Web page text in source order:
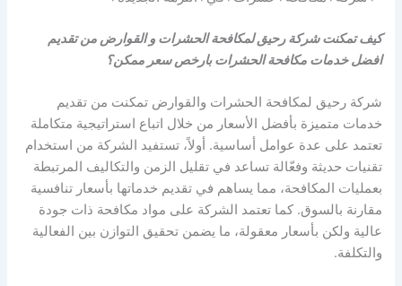
كيف تمكنت شركة رحيق لمكافحة الحشرات و القوارض من تقديم
افضل خدمات مكافحة الحشرات بارخص سعر ممكن؟
شركة رحيق لمكافحة الحشرات والقوارض تمكنت من تقديم
خدمات متميزة بأفضل الأسعار من خلال اتباع استراتيجية متكاملة
تعتمد على عدة عوامل أساسية. أولاً، تستفيد الشركة من استخدام
تقنيات حديثة وفعّالة تساعد في تقليل الزمن والتكاليف المرتبطة
بعمليات المكافحة، مما يساهم في تقديم خدماتها بأسعار تنافسية
مقارنة بالسوق. كما تعتمد الشركة على مواد مكافحة ذات جودة
عالية ولكن بأسعار معقولة، ما يضمن تحقيق التوازن بين الفعالية
والتكلفة.